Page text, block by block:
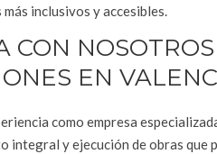
inclusivos y accesibles.
CON
EN
como empresa
integral y ejecución de obras que